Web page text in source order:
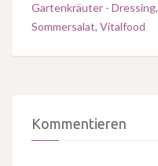
Gartenkräuter - Dressing,
Sommersalat, Vitalfood
Kommentieren